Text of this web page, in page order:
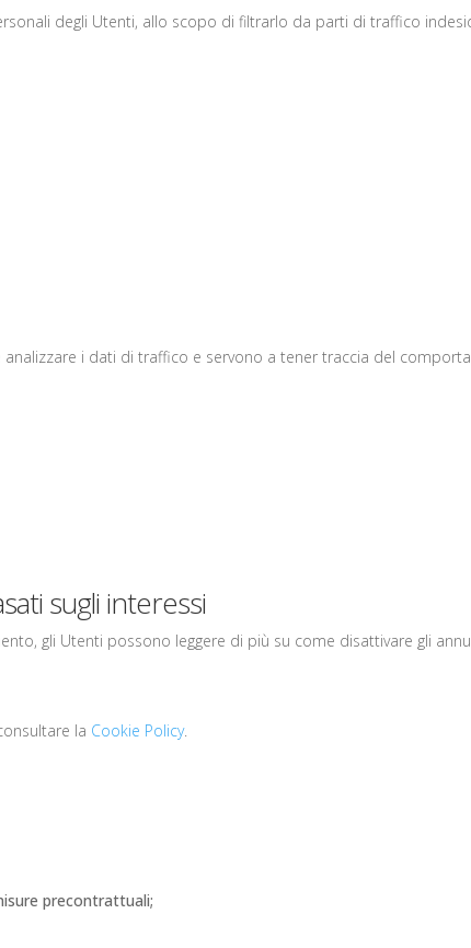
degli Utenti, allo scopo di filtrarlo da parti di traffico
i dati di traffico e servono a tener traccia del
sugli interessi
gli Utenti possono leggere di più su come disattivare gli
la Cookie Policy.
precontrattuali;